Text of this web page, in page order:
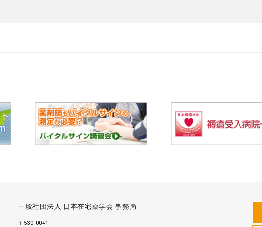
一般社団法人 日本在宅薬学会 事務局
〒530-0041